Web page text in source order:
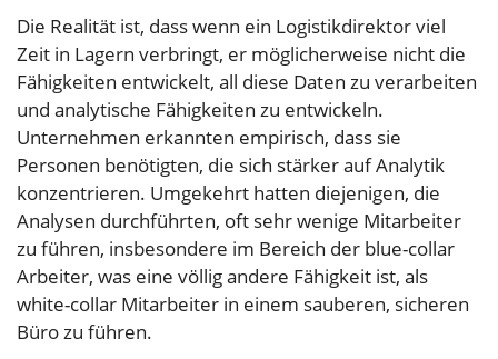
Die Realität ist, dass wenn ein Logistikdirektor viel
Zeit in Lagern verbringt, er möglicherweise nicht die
Fähigkeiten entwickelt, all diese Daten zu verarbeiten
und analytische Fähigkeiten zu entwickeln.
Unternehmen erkannten empirisch, dass sie
Personen benötigten, die sich stärker auf Analytik
konzentrieren. Umgekehrt hatten diejenigen, die
Analysen durchführten, oft sehr wenige Mitarbeiter
zu führen, insbesondere im Bereich der blue-collar
Arbeiter, was eine völlig andere Fähigkeit ist, als
white-collar Mitarbeiter in einem sauberen, sicheren
Büro zu führen.